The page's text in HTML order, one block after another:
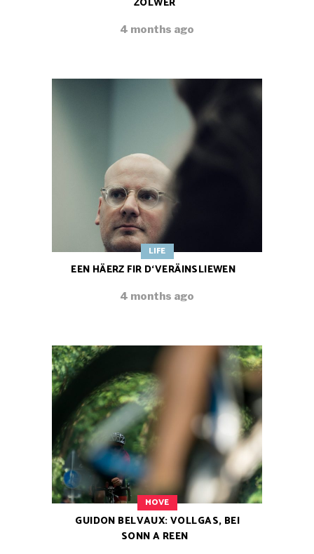
ZOLWER
4 months ago
LIFE
EEN HÄERZ FIR D‘VERÄINSLIEWEN
4 months ago
MOVE
GUIDON BELVAUX: VOLLGAS, BEI
SONN A REEN